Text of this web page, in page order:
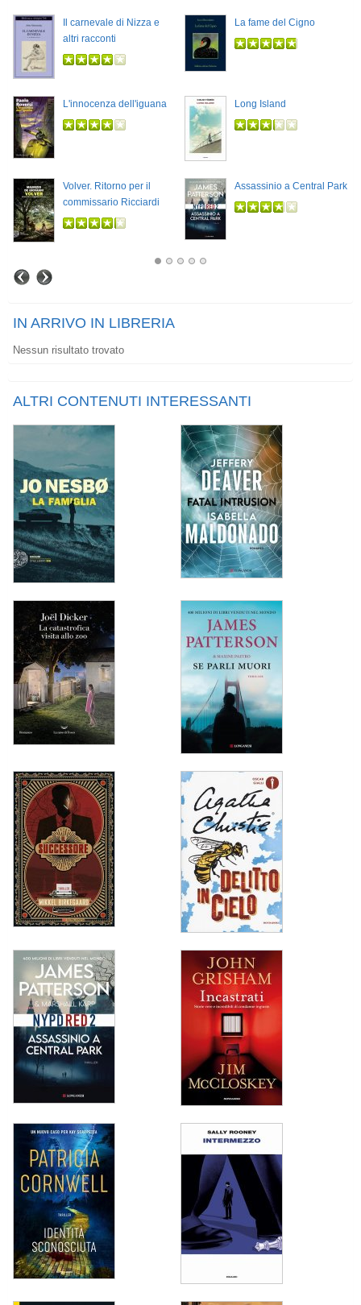
Il carnevale di Nizza e
altri racconti
La fame del Cigno
L'innocenza dell'iguana Long Island
Volver. Ritorno per il
commissario Ricciardi
Assassinio a Central Park
IN ARRIVO IN LIBRERIA
Nessun risultato trovato
ALTRI CONTENUTI INTERESSANTI